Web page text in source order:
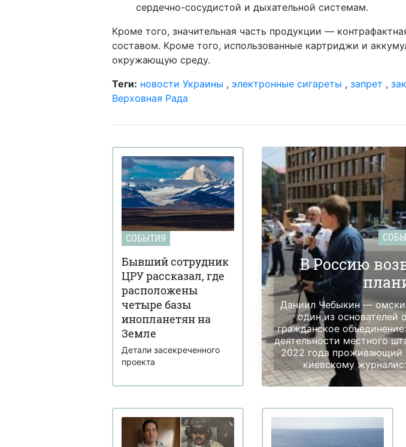
сердечно-сосудистой и дыхательной системам.
Кроме того, значительная часть продукции —
составом. Кроме того, использованные картриджи и
окружающую среду.
Теги: новости Украины , электронные сигареты , запрет ,
Верховная Рада
СОБЫТИЯ
Бывший сотрудник
ЦРУ рассказал, где
расположены
четыре базы
инопланетян на
Земле
Детали засекреченного
проекта
В Россию
Даниил Чебыкин —
один из основателей
гражданское
деятельности местного
2022 года проживающий
киевскому